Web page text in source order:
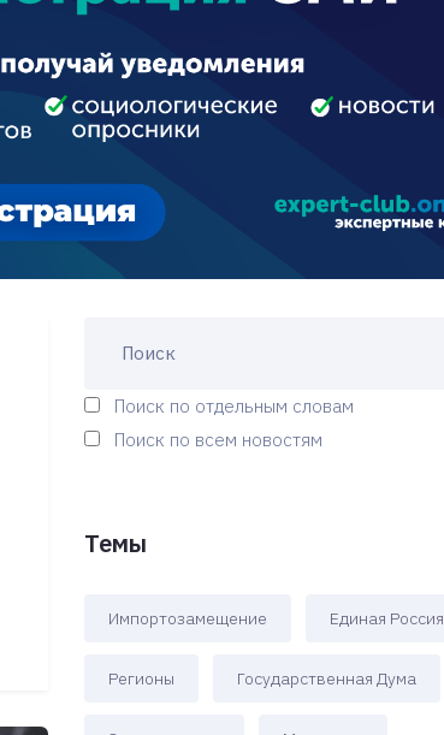
Поиск по отдельным словам
Поиск по всем новостям
Темы
Импортозамещение Единая Россия
Регионы Государственная Дума